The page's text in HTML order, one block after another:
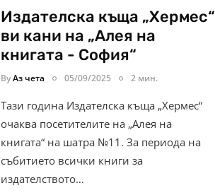
Издателска къща „Хермес“
ви кани на „Алея на
книгата - София“
ByАз чета 05/09/2025 2 мин.
Тази година Издателска къща „Хермес“
очаква посетителите на „Алея на
книгата“ на шатра №11. За периода на
събитието всички книги за
издателството…